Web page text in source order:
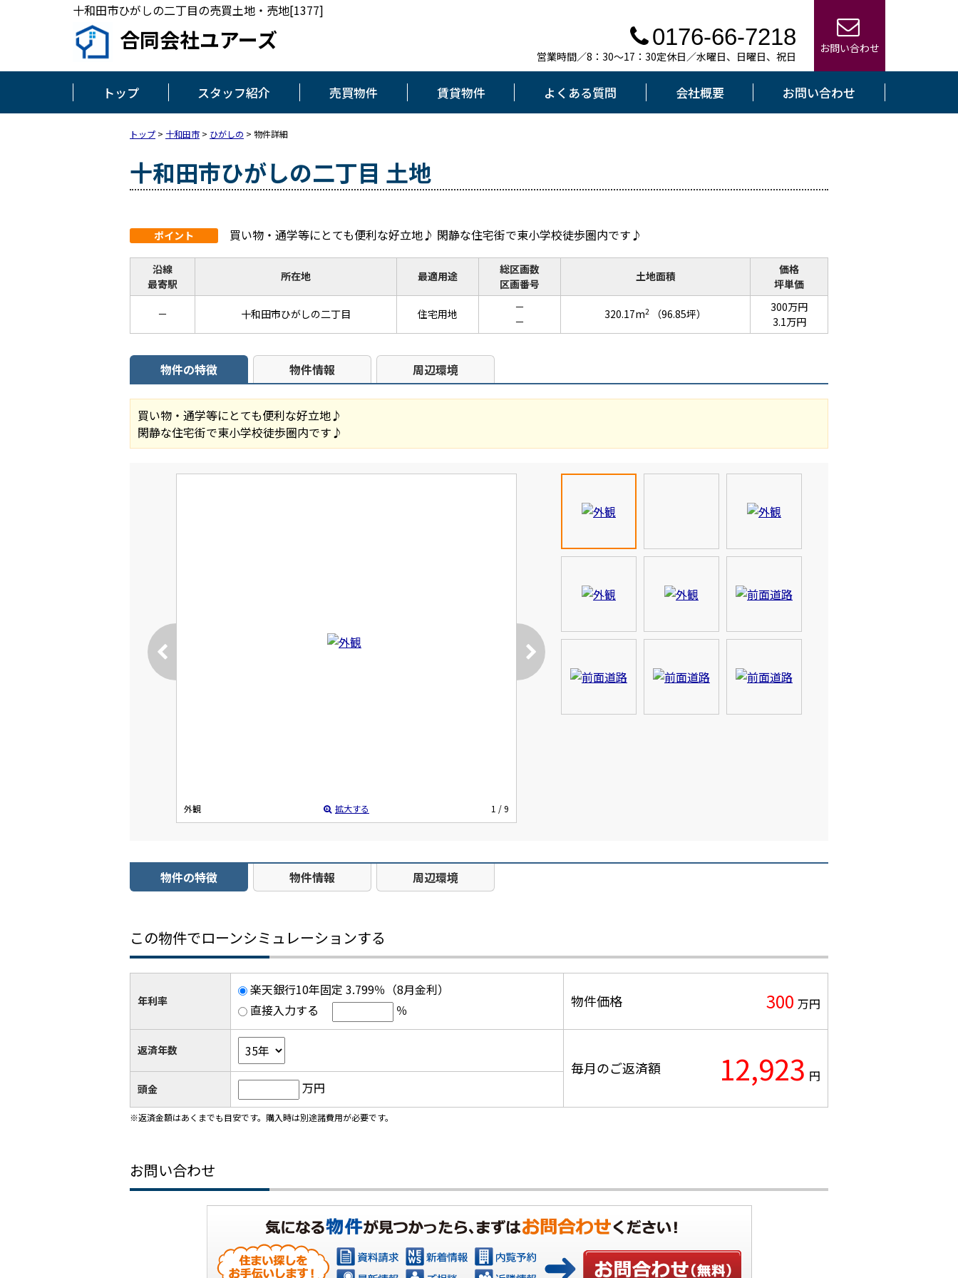
十和田市ひがしの二丁目の売買土地・売地[1377]
合同会社ユアーズ 0176-66-7218
営業時間／8：30～17：30定休日／水曜日、日曜日、祝日
お問い合わせ
トップ スタッフ紹介 売買物件 賃貸物件 よくある質問 会社概要 お問い合わせ
トップ > 十和田市 > ひがしの > 物件詳細
十和田市ひがしの二丁目 土地
ポイント 買い物・通学等にとても便利な好立地♪ 閑静な住宅街で東小学校徒歩圏内です♪
沿線
最寄駅
所在地 最適用途
総区画数
区画番号
土地面積
価格
坪単価
－ 十和田市ひがしの二丁目 住宅用地
－
－
320.17m2 （96.85坪）
300万円
3.1万円
物件の特徴 物件情報 周辺環境
買い物・通学等にとても便利な好立地♪
閑静な住宅街で東小学校徒歩圏内です♪
外観 拡大する 1 / 9
物件の特徴 物件情報 周辺環境
この物件でローンシミュレーションする
年利率
楽天銀行10年固定 3.799％（8月金利）
直接入力する
％ 物件価格 300 万円
返済年数
毎月のご返済額 12,923 円
頭金 万円
※返済金額はあくまでも目安です。購入時は別途諸費用が必要です。
お問い合わせ